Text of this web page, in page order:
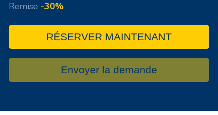
Remise -30%
RÉSERVER MAINTENANT
Envoyer la demande